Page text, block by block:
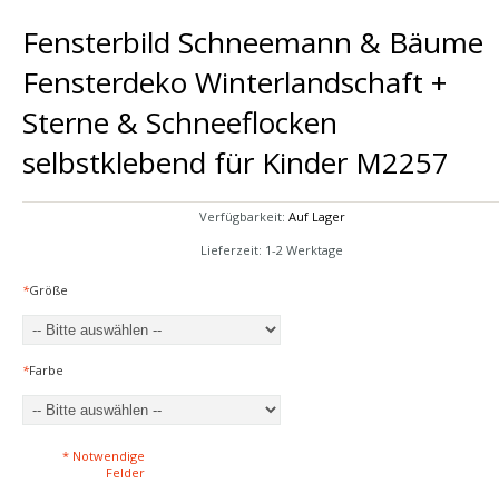
Fensterbild Schneemann & Bäume
Fensterdeko Winterlandschaft +
Sterne & Schneeflocken
selbstklebend für Kinder M2257
Verfügbarkeit: Auf Lager
Lieferzeit: 1-2 Werktage
*Größe
*Farbe
* Notwendige
Felder